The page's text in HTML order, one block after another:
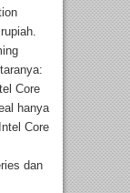
Core
hanya
Core
dan